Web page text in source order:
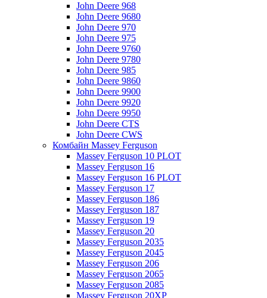
John Deere 968
John Deere 9680
John Deere 970
John Deere 975
John Deere 9760
John Deere 9780
John Deere 985
John Deere 9860
John Deere 9900
John Deere 9920
John Deere 9950
John Deere CTS
John Deere CWS
Комбайн Massey Ferguson
Massey Ferguson 10 PLOT
Massey Ferguson 16
Massey Ferguson 16 PLOT
Massey Ferguson 17
Massey Ferguson 186
Massey Ferguson 187
Massey Ferguson 19
Massey Ferguson 20
Massey Ferguson 2035
Massey Ferguson 2045
Massey Ferguson 206
Massey Ferguson 2065
Massey Ferguson 2085
Massey Ferguson 20XP